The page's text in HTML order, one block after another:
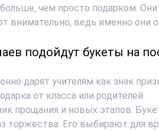
чем просто подарком.
внимательно, ведь именно они
подойдут букеты на
дарят учителям как знак
от класса или родителей.
прощания и новых этапов.
торжества. Его выбирают для